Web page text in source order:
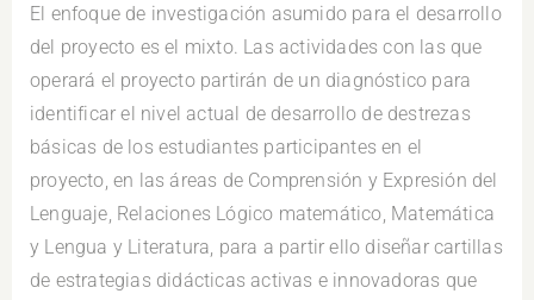
El enfoque de investigación asumido para el desarrollo
del proyecto es el mixto. Las actividades con las que
operará el proyecto partirán de un diagnóstico para
identificar el nivel actual de desarrollo de destrezas
básicas de los estudiantes participantes en el
proyecto, en las áreas de Comprensión y Expresión del
Lenguaje, Relaciones Lógico matemático, Matemática
y Lengua y Literatura, para a partir ello diseñar cartillas
de estrategias didácticas activas e innovadoras que